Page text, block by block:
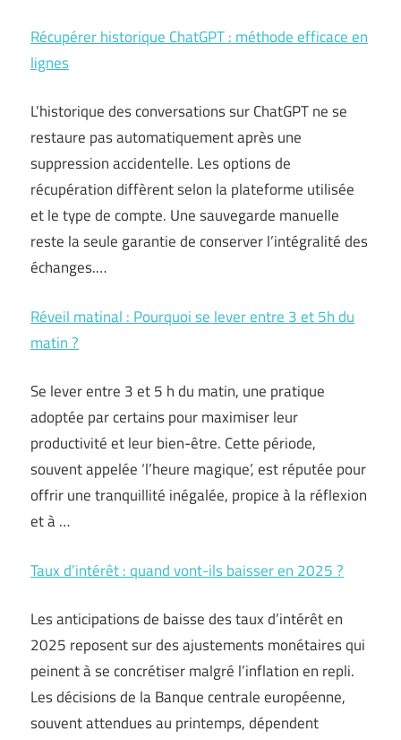
Récupérer historique ChatGPT : méthode efficace en
lignes
L’historique des conversations sur ChatGPT ne se
restaure pas automatiquement après une
suppression accidentelle. Les options de
récupération diffèrent selon la plateforme utilisée
et le type de compte. Une sauvegarde manuelle
reste la seule garantie de conserver l’intégralité des
échanges.…
Réveil matinal : Pourquoi se lever entre 3 et 5h du
matin ?
Se lever entre 3 et 5 h du matin, une pratique
adoptée par certains pour maximiser leur
productivité et leur bien-être. Cette période,
souvent appelée ‘l’heure magique’, est réputée pour
offrir une tranquillité inégalée, propice à la réflexion
et à …
Taux d’intérêt : quand vont-ils baisser en 2025 ?
Les anticipations de baisse des taux d’intérêt en
2025 reposent sur des ajustements monétaires qui
peinent à se concrétiser malgré l’inflation en repli.
Les décisions de la Banque centrale européenne,
souvent attendues au printemps, dépendent